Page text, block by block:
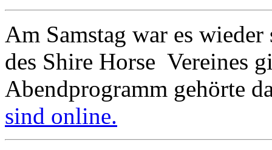
Am Samstag war es
des Shire Horse Vereines
Abendprogramm gehörte
sind online.